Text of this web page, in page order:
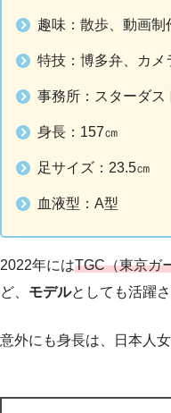
趣味：散歩、動画制
特技：博多弁、カメ
事務所：スターダス
身長：157㎝
足サイズ：23.5㎝
血液型：A型
2022年にはTGC（東京ガ
ど、 モデルとしても活躍
意外にも身長は、日本人